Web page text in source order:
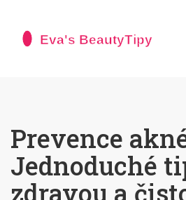
Prevence
Jednoduché
zdravou a